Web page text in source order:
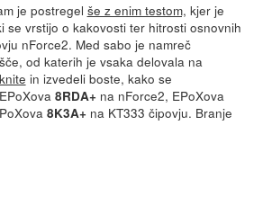
je postregel še z enim testom, kjer je
se vrstijo o kakovosti ter hitrosti osnovnih
nForce2. Med sabo je namreč
od katerih je vsaka delovala na
in izvedeli boste, kako se
8RDA+ na nForce2, EPoXova
8K3A+ na KT333 čipovju. Branje